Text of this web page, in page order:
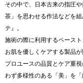
その中で、日本古来の指圧
茶」を思わせる作法などを
テ』。
施術の際に利用するペース
お肌を優しくケアする製品が
プロユースの品質とケア重
わず多様性のある「美」を